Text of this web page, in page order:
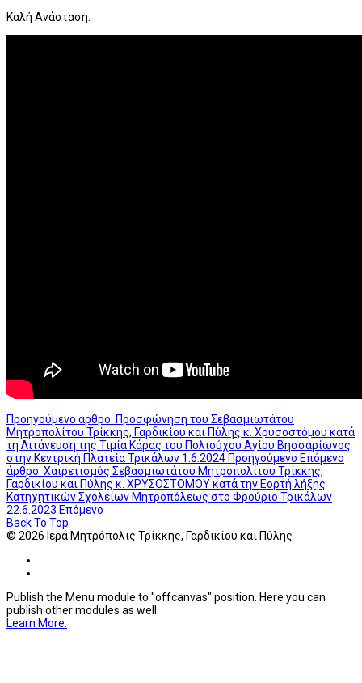
Καλή Ανάσταση.
Προηγούμενο άρθρο: Προσφώνηση του Σεβασμιωτάτου
Μητροπολίτου Τρίκκης, Γαρδικίου και Πύλης κ. Χρυσοστόμου κατά
τη Λιτάνευση της Τιμία Κάρας του Πολιούχου Αγίου Βησσαρίωνος
στην Κεντρική Πλατεία Τρικάλων 1.6.2024Προηγούμενο Επόμενο
άρθρο: Χαιρετισμός Σεβασμιωτάτου Μητροπολίτου Τρίκκης,
Γαρδικίου και Πύλης κ. ΧΡΥΣΟΣΤΟΜΟΥ κατά την Εορτή λήξης
Κατηχητικών Σχολείων Μητροπόλεως στο Φρούριο Τρικάλων
22.6.2023 Επόμενο
Back To Top
© 2026 Ιερά Μητρόπολις Τρίκκης, Γαρδικίου και Πύλης
Publish the Menu module to "offcanvas" position. Here you can
publish other modules as well.
Learn More.